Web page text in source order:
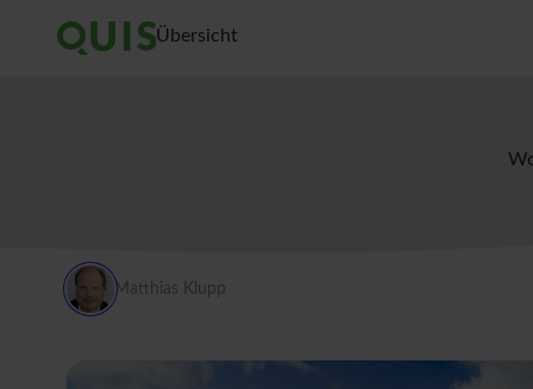
Übersicht
Matthias Klupp